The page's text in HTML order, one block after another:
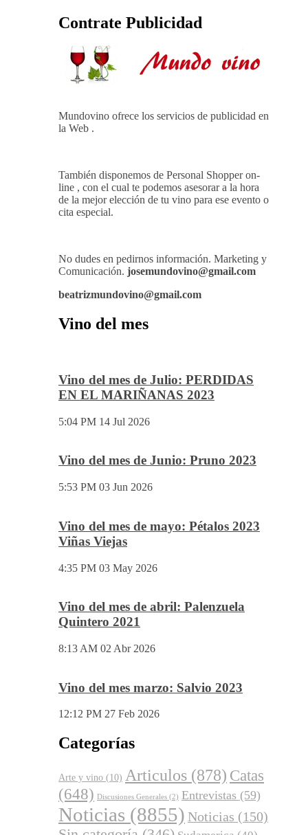
Contrate Publicidad
Mundovino ofrece los servicios de publicidad en
la Web .
También disponemos de Personal Shopper on-
line , con el cual te podemos asesorar a la hora
de la mejor elección de tu vino para ese evento o
cita especial.
No dudes en pedirnos información. Marketing y
Comunicación. josemundovino@gmail.com
beatrizmundovino@gmail.com
Vino del mes
Vino del mes de Julio: PERDIDAS
EN EL MARIÑANAS 2023
5:04 PM 14 Jul 2026
Vino del mes de Junio: Pruno 2023
5:53 PM 03 Jun 2026
Vino del mes de mayo: Pétalos 2023
Viñas Viejas
4:35 PM 03 May 2026
Vino del mes de abril: Palenzuela
Quintero 2021
8:13 AM 02 Abr 2026
Vino del mes marzo: Salvio 2023
12:12 PM 27 Feb 2026
Categorías
Arte y vino (10) Articulos (878) Catas
(648) Discusiones Generales (2) Entrevistas (59)
Noticias (8855) Noticias (150)